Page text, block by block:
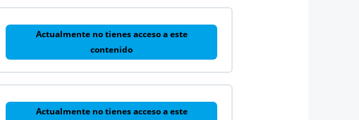
Actualmente no tienes acceso a este
contenido
Actualmente no tienes acceso a este